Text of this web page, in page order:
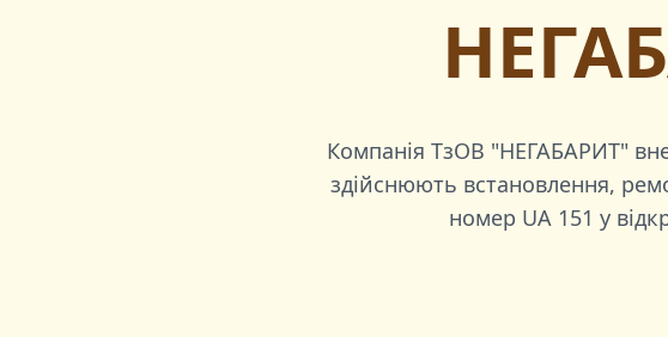
КомпаніяТзОВ "НЕГАБАРИТ"
здійснюють встановлення,
номер UA 151 у